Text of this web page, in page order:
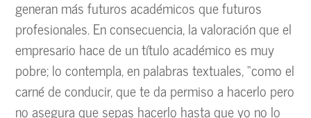
generan más futuros académicos que futuros
profesionales. En consecuencia, la valoración que el
empresario hace de un título académico es muy
pobre; lo contempla, en palabras textuales, “como el
carné de conducir, que te da permiso a hacerlo pero
no asegura que sepas hacerlo hasta que yo no lo